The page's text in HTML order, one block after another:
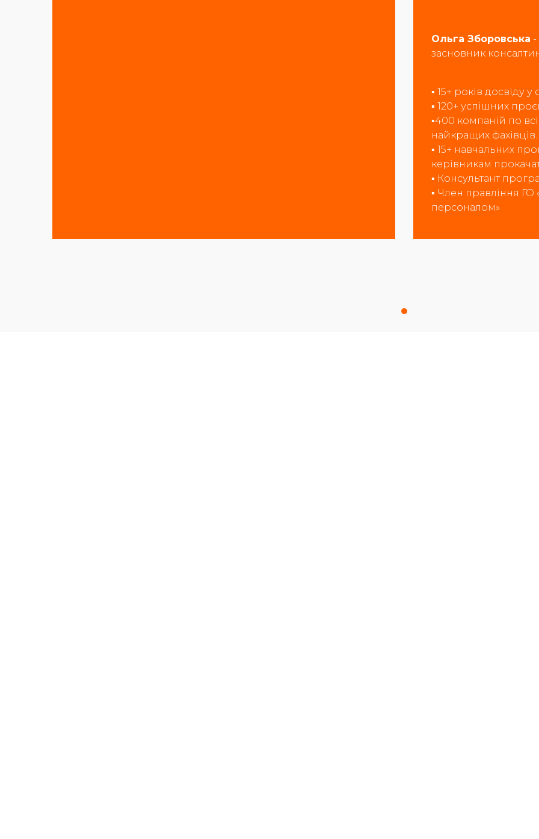
Ольга Зборовська -
засновник
▪️ 15+ років досвіду у
▪️ 120+ успішних
▪️400 компаній по
найкращих фахівців
▪️ 15+ навчальних
керівникам
▪️ Консультант
▪️ Член правління ГО
персоналом»